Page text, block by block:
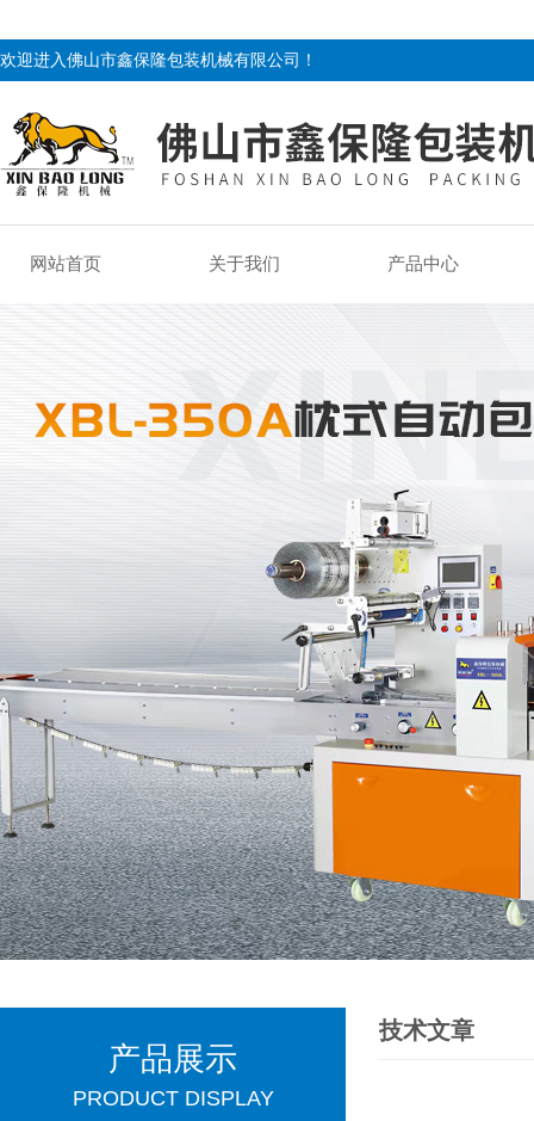
欢迎进入佛山市鑫保隆包装机械有限公司！
网站首页 关于我们 产品中心
产品展示
PRODUCT DISPLAY
技术文章